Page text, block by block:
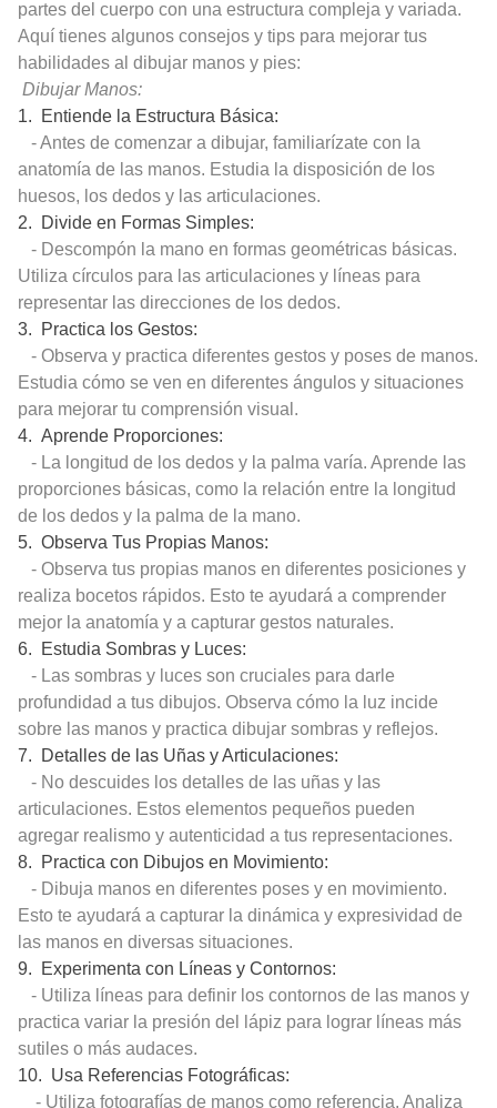
partes del cuerpo con una estructura compleja y variada.
Aquí tienes algunos consejos y tips para mejorar tus
habilidades al dibujar manos y pies:
Dibujar Manos:
1. Entiende la Estructura Básica:
- Antes de comenzar a dibujar, familiarízate con la
anatomía de las manos. Estudia la disposición de los
huesos, los dedos y las articulaciones.
2. Divide en Formas Simples:
- Descompón la mano en formas geométricas básicas.
Utiliza círculos para las articulaciones y líneas para
representar las direcciones de los dedos.
3. Practica los Gestos:
- Observa y practica diferentes gestos y poses de manos.
Estudia cómo se ven en diferentes ángulos y situaciones
para mejorar tu comprensión visual.
4. Aprende Proporciones:
- La longitud de los dedos y la palma varía. Aprende las
proporciones básicas, como la relación entre la longitud
de los dedos y la palma de la mano.
5. Observa Tus Propias Manos:
- Observa tus propias manos en diferentes posiciones y
realiza bocetos rápidos. Esto te ayudará a comprender
mejor la anatomía y a capturar gestos naturales.
6. Estudia Sombras y Luces:
- Las sombras y luces son cruciales para darle
profundidad a tus dibujos. Observa cómo la luz incide
sobre las manos y practica dibujar sombras y reflejos.
7. Detalles de las Uñas y Articulaciones:
- No descuides los detalles de las uñas y las
articulaciones. Estos elementos pequeños pueden
agregar realismo y autenticidad a tus representaciones.
8. Practica con Dibujos en Movimiento:
- Dibuja manos en diferentes poses y en movimiento.
Esto te ayudará a capturar la dinámica y expresividad de
las manos en diversas situaciones.
9. Experimenta con Líneas y Contornos:
- Utiliza líneas para definir los contornos de las manos y
practica variar la presión del lápiz para lograr líneas más
sutiles o más audaces.
10. Usa Referencias Fotográficas:
- Utiliza fotografías de manos como referencia. Analiza